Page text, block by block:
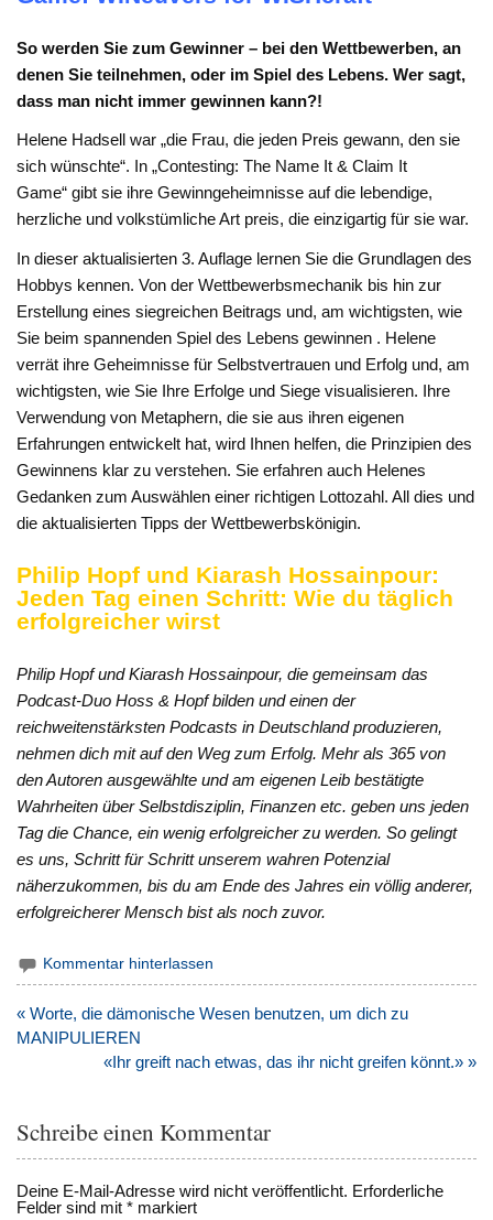
So werden Sie zum Gewinner – bei den Wettbewerben, an
denen Sie teilnehmen, oder im Spiel des Lebens.Wer sagt,
dass man nicht immer gewinnen kann?!
Helene Hadsell war „die Frau, die jeden Preis gewann, den sie
sich wünschte“. In„Contesting: The Name It & Claim It
Game“gibt sie ihre Gewinngeheimnisse auf die lebendige,
herzliche und volkstümliche Art preis, die einzigartig für sie war.
In dieser aktualisierten 3. Auflage lernen Sie die Grundlagen des
Hobbys kennen. Von der Wettbewerbsmechanik bis hin zur
Erstellung eines siegreichen Beitrags und, am wichtigsten,wie
Sie beim spannenden Spiel des Lebens gewinnen . Helene
verrät ihre Geheimnisse für Selbstvertrauen und Erfolg und, am
wichtigsten, wie Sie Ihre Erfolge und Siege visualisieren. Ihre
Verwendung von Metaphern, die sie aus ihren eigenen
Erfahrungen entwickelt hat, wird Ihnen helfen, die Prinzipien des
Gewinnens klar zu verstehen. Sie erfahren auch Helenes
Gedanken zum Auswählen einer richtigen Lottozahl. All dies und
die aktualisierten Tipps der Wettbewerbskönigin.
Philip Hopf und Kiarash Hossainpour:
Jeden Tag einen Schritt: Wie du täglich
erfolgreicher wirst
Philip Hopf und Kiarash Hossainpour, die gemeinsam das
Podcast-Duo Hoss & Hopf bilden und einen der
reichweitenstärksten Podcasts in Deutschland produzieren,
nehmen dich mit auf den Weg zum Erfolg. Mehr als 365 von
den Autoren ausgewählte und am eigenen Leib bestätigte
Wahrheiten über Selbstdisziplin, Finanzen etc. geben uns jeden
Tag die Chance, ein wenig erfolgreicher zu werden. So gelingt
es uns, Schritt für Schritt unserem wahren Potenzial
näherzukommen, bis du am Ende des Jahres ein völlig anderer,
erfolgreicherer Mensch bist als noch zuvor.
Kommentar hinterlassen
Beitragsnavigation
« Worte, die dämonische Wesen benutzen, um dich zu
MANIPULIEREN
«Ihr greift nach etwas, das ihr nicht greifen könnt.» »
Schreibe einen Kommentar
Deine E-Mail-Adresse wird nicht veröffentlicht. Erforderliche
Felder sind mit* markiert